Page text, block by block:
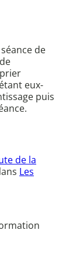
de
eux-
puis
de la
Les